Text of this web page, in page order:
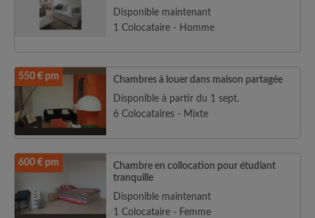
Disponible maintenant
1 Colocataire - Homme
550 € pm
Chambres à louer dans maison partagée
Disponible à partir du 1 sept.
6 Colocataires - Mixte
600 € pm
Chambre en collocation pour étudiant
tranquille
Disponible maintenant
1 Colocataire - Femme